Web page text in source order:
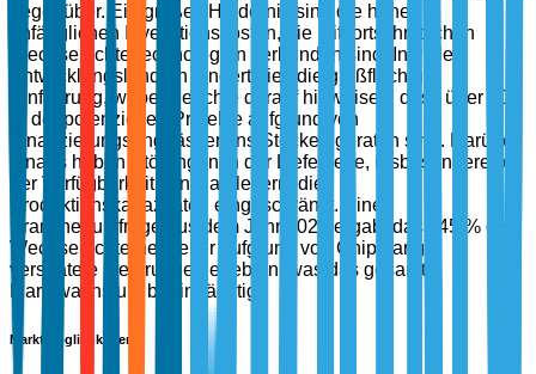
gegenüber. Ein großes Hindernis sind die hohen
anfänglichen Investitionskosten, die mit fortschrittlichen
Wechselrichtertechnologien verbunden sind. In vielen
Entwicklungsländern hindert dies die großflächige
Einführung, wobei Berichte darauf hinweisen, dass über 30
% der potenziellen Projekte aufgrund von
Finanzierungsengpässen ins Stocken geraten sind. Darüber
hinaus haben Störungen in der Lieferkette, insbesondere bei
der Verfügbarkeit von Halbleitern, die
Produktionskapazitäten eingeschränkt. Eine
Branchenumfrage aus dem Jahr 2023 ergab, dass 45 % der
Wechselrichterhersteller aufgrund von Chipmangel
verspätete Lieferungen erlebten, was das gesamte
Marktwachstum beeinträchtigt.
Marktmöglichkeiten